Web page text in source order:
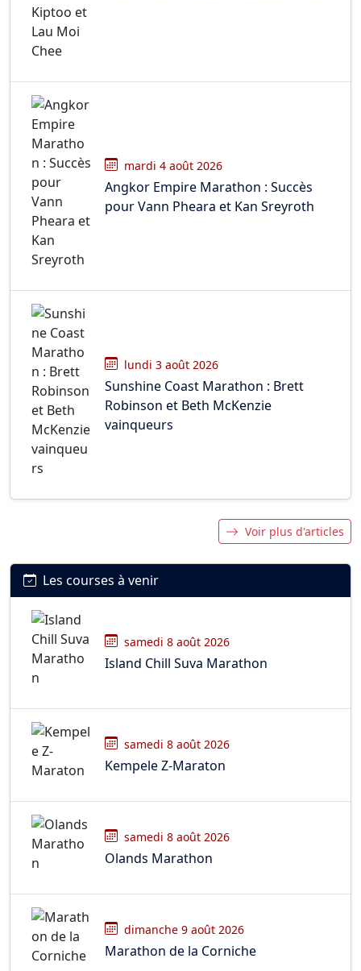
mardi 4 août 2026
Angkor Empire Marathon : Succès
pour Vann Pheara et Kan Sreyroth
lundi 3 août 2026
Sunshine Coast Marathon : Brett
Robinson et Beth McKenzie
vainqueurs
Voir plus d'articles
Les courses à venir
samedi 8 août 2026
Island Chill Suva Marathon
samedi 8 août 2026
Kempele Z-Maraton
samedi 8 août 2026
Olands Marathon
dimanche 9 août 2026
Marathon de la Corniche